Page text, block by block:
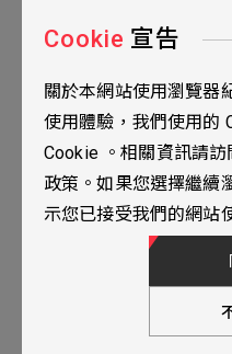
台北市115南港區三重路19
02-2655-0077
02-2655-0666
TOP
人才招募 隱私權
© 2024 YUBANTEC. All
Cookie 宣告
關於本網站使用瀏覽器
使用體驗，我們使用的
Cookie 。相關資訊請
政策。如果您選擇繼續
示您已接受我們的網站